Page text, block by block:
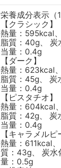
栄養成分表示（
【クラシック】
熱量：595kcal
脂質：40g、 炭
当量：0.4g
【ダーク】
熱量：623kcal
脂質：45g、 炭
当量：0.4g
【ピスタチオ】
熱量：604kcal
脂質：42g、 炭
当量：0.4g
【キャラメルピ
熱量：611kcal
質：43g、 炭水
量：0.5g